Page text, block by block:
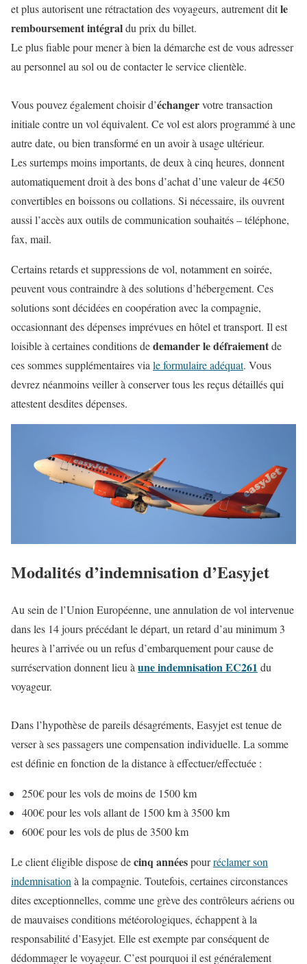
et plus autorisent une rétractation des voyageurs, autrement ditle
remboursement intégraldu prix du billet.
Le plus fiable pour mener à bien la démarche est de vous adresser
au personnel au sol ou de contacter le service clientèle.
Vous pouvez également choisir d’échangervotre transaction
initiale contre un vol équivalent. Ce vol est alors programmé à une
autre date, ou bien transformé en un avoir à usage ultérieur.
Les surtemps moins importants, de deux à cinq heures, donnent
automatiquement droit à des bons d’achat d’une valeur de 4€50
convertibles en boissons ou collations. Si nécessaire, ils ouvrent
aussi l’accès aux outils de communication souhaités – téléphone,
fax, mail.
Certains retards et suppressions de vol, notamment en soirée,
peuvent vous contraindre à des solutions d’hébergement. Ces
solutions sont décidées en coopération avec la compagnie,
occasionnant des dépenses imprévues en hôtel et transport. Il est
loisible à certaines conditions dedemander le défraiementde
ces sommes supplémentaires viale formulaire adéquat. Vous
devrez néanmoins veiller à conserver tous les reçus détaillés qui
attestent desdites dépenses.
Modalités d’indemnisation d’Easyjet
Au sein de l’Union Européenne, une annulation de vol intervenue
dans les 14 jours précédant le départ, un retard d’au minimum 3
heures à l’arrivée ou un refus d’embarquement pour cause de
surréservation donnent lieu à une indemnisation EC261 du
voyageur.
Dans l’hypothèse de pareils désagréments, Easyjet est tenue de
verser à ses passagers une compensation individuelle. La somme
est définie en fonction de la distance à effectuer/effectuée :
250€ pour les vols de moins de 1500 km
400€ pour les vols allant de 1500 km à 3500 km
600€ pour les vols de plus de 3500 km
Le client éligible dispose decinq annéespourréclamer son
indemnisation à la compagnie. Toutefois, certaines circonstances
dites exceptionnelles, comme une grève des contrôleurs aériens ou
de mauvaises conditions météorologiques, échappent à la
responsabilité d’Easyjet. Elle est exempte par conséquent de
dédommager le voyageur. C’est pourquoi il est généralement